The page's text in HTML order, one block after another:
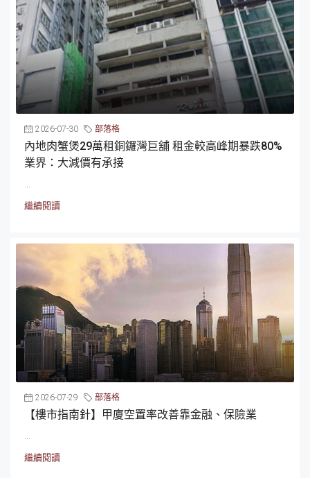
2026-07-30 部落格
內地肉蟹煲29萬租銅鑼灣巨舖 租金較高峰期暴跌80%
業界：大減價有承接
繼續閱讀
2026-07-29 部落格
【樓市指南針】甲廈空置率改善靠金融、保險業
繼續閱讀